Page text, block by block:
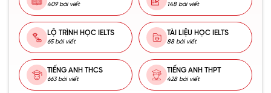
409 bài viết 148 bài viết
LỘ TRÌNH HỌC IELTS
65 bài viết
TÀI LIỆU HỌC IELTS
88 bài viết
TIẾNG ANH THCS
663 bài viết
TIẾNG ANH THPT
428 bài viết